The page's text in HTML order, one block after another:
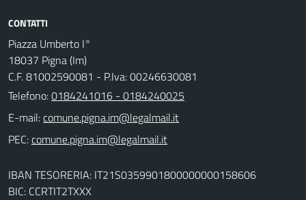
CONTATTI
Piazza Umberto I°
18037 Pigna (Im)
C.F. 81002590081 - P.Iva: 00246630081
Telefono:0184241016 - 0184240025
E-mail:
PEC:
IBAN TESORERIA: IT21S0359901800000000158606
BIC: CCRTIT2TXXX